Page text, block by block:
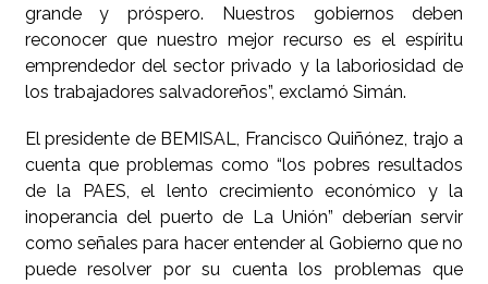
grande y próspero. Nuestros gobiernos deben
reconocer que nuestro mejor recurso es el espíritu
emprendedor del sector privado y la laboriosidad de
los trabajadores salvadoreños”, exclamó Simán.
El presidente de BEMISAL, Francisco Quiñónez, trajo a
cuenta que problemas como “los pobres resultados
de la PAES, el lento crecimiento económico y la
inoperancia del puerto de La Unión” deberían servir
como señales para hacer entender al Gobierno que no
puede resolver por su cuenta los problemas que